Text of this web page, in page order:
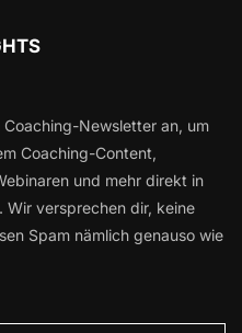
Newsletter an, um
Coaching-Content,
und mehr direkt in
Wir versprechen dir, keine
Spam nämlich genauso wie